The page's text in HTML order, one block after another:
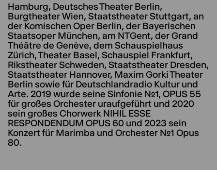
Hamburg, Deutsches Theater Berlin,
Burgtheater Wien, Staatstheater Stuttgart, an
der Komischen Oper Berlin, der Bayerischen
Staatsoper München, am NTGent, der Grand
Théâtre de Genève, dem Schauspielhaus
Zürich, Theater Basel, Schauspiel Frankfurt,
Rikstheater Schweden, Staatstheater Dresden,
Staatstheater Hannover, Maxim Gorki Theater
Berlin sowie für Deutschlandradio Kultur und
Arte. 2019 wurde seine Sinfonie No1, OPUS 55
für großes Orchester uraufgeführt und 2020
sein großes Chorwerk NIHIL ESSE
RESPONDENDUM OPUS 60 und 2023 sein
Konzert für Marimba und Orchester No1 Opus
80.